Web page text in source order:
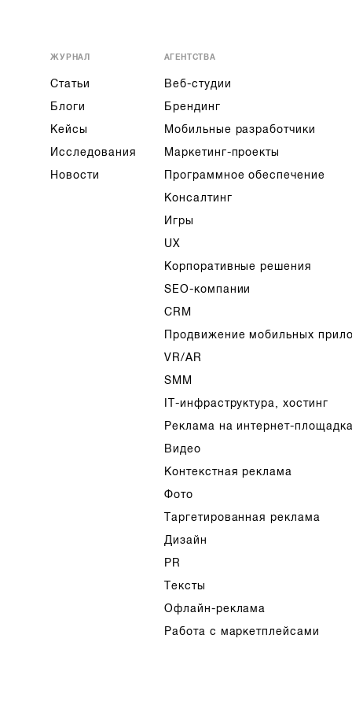
ЖУРНАЛ
Статьи
Блоги
Кейсы
Исследования
Новости
АГЕНТСТВА
Веб-студии
Брендинг
Мобильные разработчики
Маркетинг-проекты
Программное обеспечение
Консалтинг
Игры
UX
Корпоративные решения
SEO-компании
CRM
Продвижение мобильных
VR/AR
SMM
IT-инфраструктура, хостинг
Реклама на интернет-
Видео
Контекстная реклама
Фото
Таргетированная реклама
Дизайн
PR
Тексты
Офлайн-реклама
Работа с маркетплейсами